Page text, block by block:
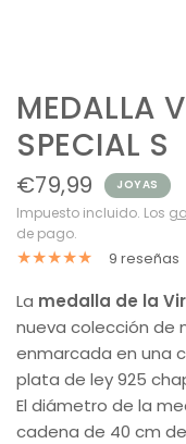
MEDALLA
SPECIAL S
€79,99 JOYAS
Impuesto incluido. Los
de pago.
9 reseñas
La medalla de la
nueva colección de
enmarcada en una
plata de ley 925
El diámetro de la
cadena de 40 cm